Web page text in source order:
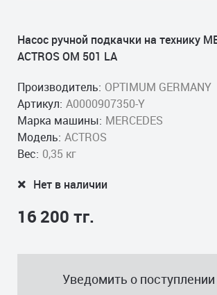
Насос ручной подкачки на технику
ACTROS OM 501 LA
Производитель: OPTIMUM GERMANY
Артикул: A0000907350-Y
Марка машины: MERCEDES
Модель: ACTROS
Вес: 0,35 кг
Нет в наличии
16 200 тг.
Уведомить о поступлении